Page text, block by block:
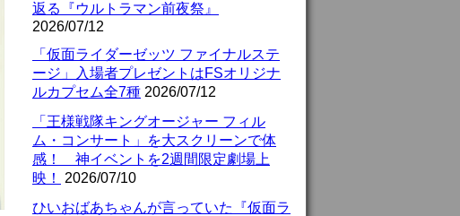
返る『ウルトラマン前夜祭』
2026/07/12
「仮面ライダーゼッツ ファイナルステ
ージ」入場者プレゼントはFSオリジナ
ルカプセム全7種 2026/07/12
「王様戦隊キングオージャー フィル
ム・コンサート」を大スクリーンで体
感！ 神イベントを2週間限定劇場上
映！
2026/07/10
ひいおばあちゃんが言っていた『仮面ラ